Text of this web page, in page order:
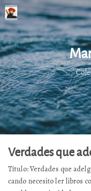
Verdades que
Título: Verdades que
cando necesito ler libros